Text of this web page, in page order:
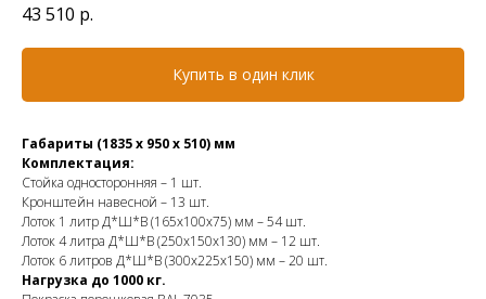
43 510 р.
Купить в один клик
Габариты (1835 х 950 х 510) мм
Комплектация:
Стойка односторонняя – 1 шт.
Кронштейн навесной – 13 шт.
Лоток 1 литр Д*Ш*В (165х100х75) мм – 54 шт.
Лоток 4 литра Д*Ш*В (250х150х130) мм – 12 шт.
Лоток 6 литров Д*Ш*В (300х225х150) мм – 20 шт.
Нагрузка до 1000 кг.